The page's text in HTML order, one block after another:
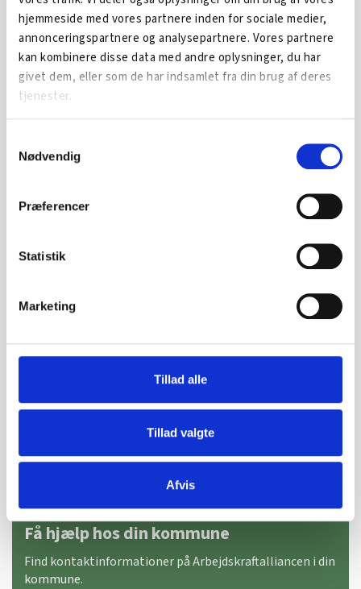
hjemmeside med vores partnere inden for sociale medier,
annonceringspartnere og analysepartnere. Vores partnere
kan kombinere disse data med andre oplysninger, du har
givet dem, eller som de har indsamlet fra din brug af deres
tjenester.
Nødvendig
Præferencer
Statistik
Marketing
Tillad alle
Tillad valgte
Afvis
Mere info om xxx?
Kontakt stilling navn navnesen for mere information om
xxxx.
niels@heforum.dk
SE OGSÅ...
Få hjælp hos din kommune
Find kontaktinformationer på Arbejdskraftalliancen i din
kommune.